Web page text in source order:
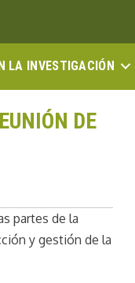
LA INVESTIGACIÓN
DE
partes de la
y gestión de la